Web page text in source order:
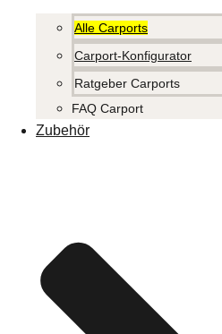
Alle Carports
Carport-Konfigurator
Ratgeber Carports
FAQ Carport
Zubehör